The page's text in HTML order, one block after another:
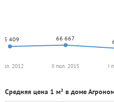
65 409 66 667
2012 II пол. 2015 I
Средняя цена 1 м² в доме